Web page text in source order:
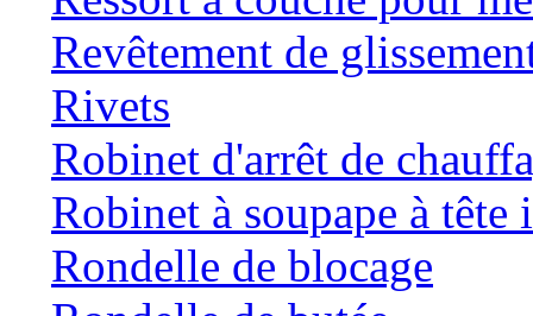
Revêtement de
Rivets
Robinet d'arrêt de
Robinet à soupape à tête
Rondelle de blocage